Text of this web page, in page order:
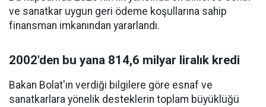
ve sanatkar uygun geri ödeme koşullarına sahip
finansman imkanından yararlandı.
2002'den bu yana 814,6 milyar liralık kredi
Bakan Bolat'ın verdiği bilgilere göre esnaf ve
sanatkarlara yönelik desteklerin toplam büyüklüğü